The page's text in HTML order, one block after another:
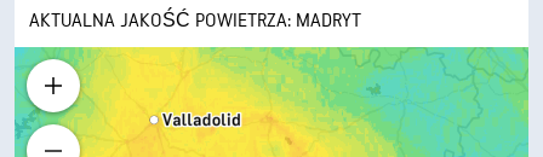
AKTUALNA JAKOŚĆ POWIETRZA: MADRYT